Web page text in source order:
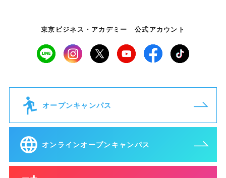
東京ビジネス・アカデミー 公式アカウント
オープンキャンパス
オンラインオープンキャンパス